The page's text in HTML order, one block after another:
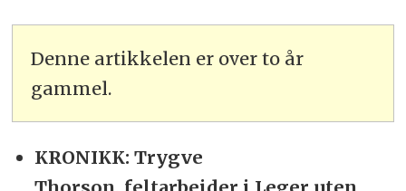
Denne artikkelen er over to år
gammel.
KRONIKK: Trygve